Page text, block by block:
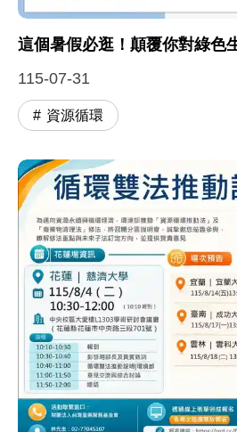
這個暑假必逛！顛覆你對綠色
115-07-31
資源循環